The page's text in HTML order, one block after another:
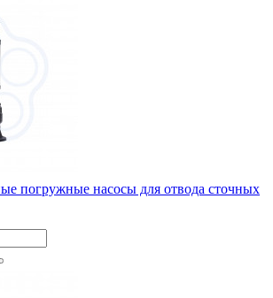
погружные насосы для отвода сточных